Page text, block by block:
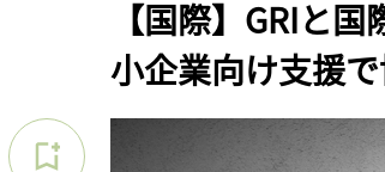
【国際】GRIと
小企業向け支援